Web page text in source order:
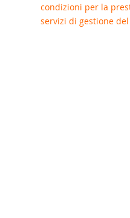
condizioni per la
servizi di gestione